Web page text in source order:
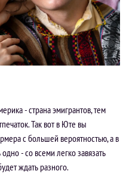
- страна эмигрантов, тем
Так вот в Юте вы
с большей вероятностью, а в
- со всеми легко завязать
ждать разного.